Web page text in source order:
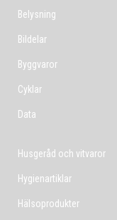
Belysning
Bildelar
Byggvaror
Cyklar
Data
Husgeråd och vitvaror
Hygienartiklar
Hälsoprodukter